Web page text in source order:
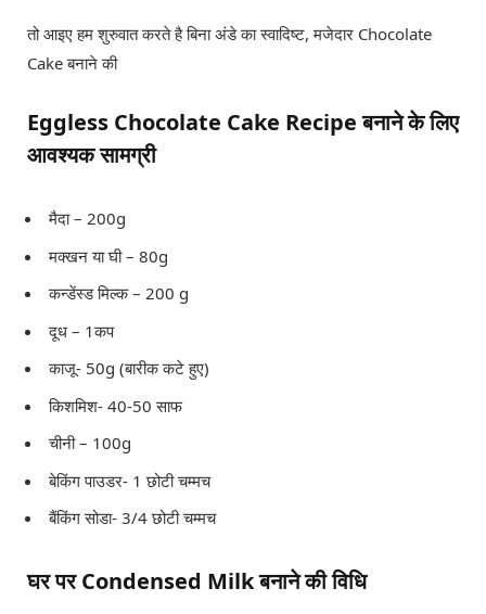
तो आइए हम शुरुवात करते है बिना अंडे का स्वादिष्ट, मजेदार Chocolate
Cake बनाने की
Eggless Chocolate Cake Recipeबनाने के लिए
आवश्यक सामग्री
मैदा – 200g
मक्खन या घी – 80g
कन्डेंस्ड मिल्क – 200 g
दूध – 1कप
काजू- 50g (बारीक कटे हुए)
किशमिश- 40-50 साफ
चीनी – 100g
बेकिंग पाउडर- 1 छोटी चम्मच
बैंकिंग सोडा- 3/4 छोटी चम्मच
घर पर Condensed Milk बनाने की विधि